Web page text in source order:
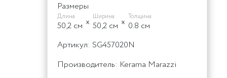
Размеры
Длина
50,2 cм
Ширина
50,2 cм
Толщина
0.8 cм
Артикул: SG457020N
Производитель: Kerama Marazzi